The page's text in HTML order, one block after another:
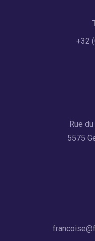
+32
Rue
5575